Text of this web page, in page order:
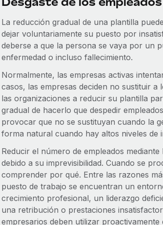
La reducción gradual de una plantilla
dejar voluntariamente su puesto por
deberse a que la persona se vaya por un
enfermedad o incluso fallecimiento.
Normalmente, las empresas activas
casos, las empresas deciden no sustituir a
las organizaciones a reducir su plantilla
gradual de hacerlo que despedir
provocar que no se sustituyan cuando la
forma natural cuando hay altos niveles
Reducir el número de empleados
debido a su imprevisibilidad. Cuando se
comprender por qué. Entre las razones
puesto de trabajo se encuentran un
crecimiento profesional, un liderazgo
una retribución o prestaciones
empresarios deben utilizar